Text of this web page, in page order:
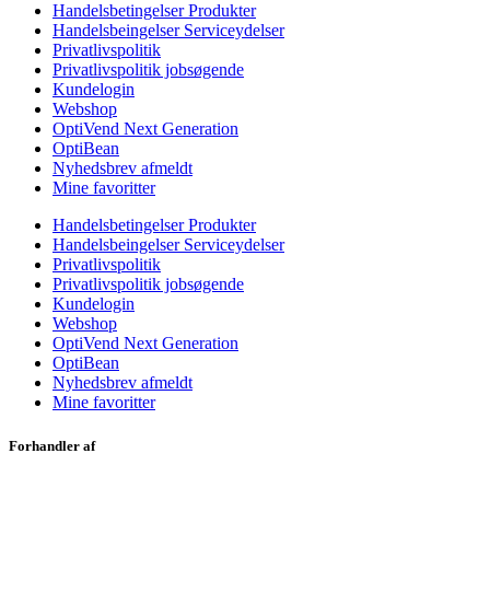
Handelsbetingelser Produkter
Handelsbeingelser Serviceydelser
Privatlivspolitik
Privatlivspolitik jobsøgende
Kundelogin
Webshop
OptiVend Next Generation
OptiBean
Nyhedsbrev afmeldt
Mine favoritter
Handelsbetingelser Produkter
Handelsbeingelser Serviceydelser
Privatlivspolitik
Privatlivspolitik jobsøgende
Kundelogin
Webshop
OptiVend Next Generation
OptiBean
Nyhedsbrev afmeldt
Mine favoritter
Forhandler af